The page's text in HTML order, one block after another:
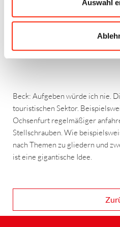
Auswahl
Beck: Aufgeben würde ich nie.
touristischen Sektor.
Ochsenfurt regelmäßiger
Stellschrauben. Wie
nach Themen zu gliedern und
ist eine gigantische Idee.